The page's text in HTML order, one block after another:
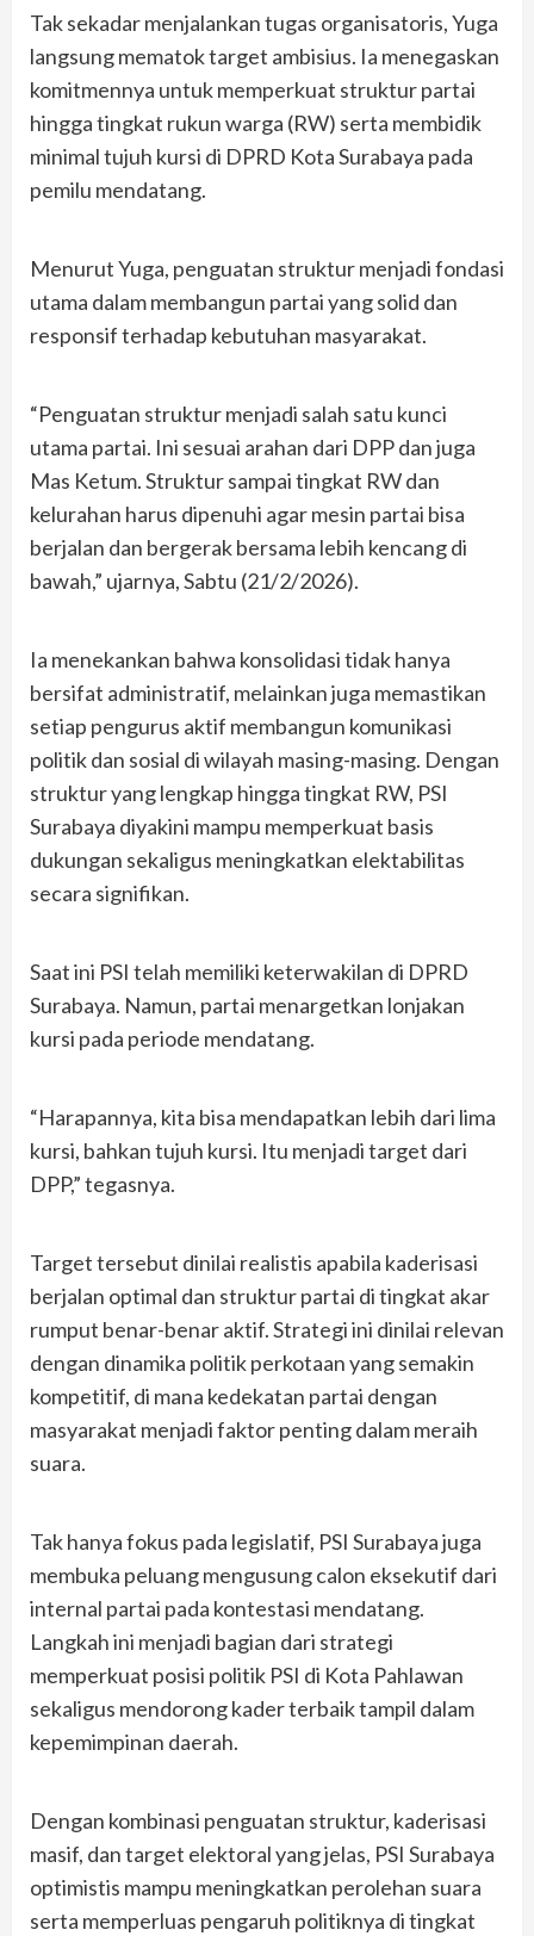
Tak sekadar menjalankan tugas organisatoris, Yuga
langsung mematok target ambisius. Ia menegaskan
komitmennya untuk memperkuat struktur partai
hingga tingkat rukun warga (RW) serta membidik
minimal tujuh kursi di DPRD Kota Surabaya pada
pemilu mendatang.
Menurut Yuga, penguatan struktur menjadi fondasi
utama dalam membangun partai yang solid dan
responsif terhadap kebutuhan masyarakat.
“Penguatan struktur menjadi salah satu kunci
utama partai. Ini sesuai arahan dari DPP dan juga
Mas Ketum. Struktur sampai tingkat RW dan
kelurahan harus dipenuhi agar mesin partai bisa
berjalan dan bergerak bersama lebih kencang di
bawah,” ujarnya, Sabtu (21/2/2026).
Ia menekankan bahwa konsolidasi tidak hanya
bersifat administratif, melainkan juga memastikan
setiap pengurus aktif membangun komunikasi
politik dan sosial di wilayah masing-masing. Dengan
struktur yang lengkap hingga tingkat RW, PSI
Surabaya diyakini mampu memperkuat basis
dukungan sekaligus meningkatkan elektabilitas
secara signifikan.
Saat ini PSI telah memiliki keterwakilan di DPRD
Surabaya. Namun, partai menargetkan lonjakan
kursi pada periode mendatang.
“Harapannya, kita bisa mendapatkan lebih dari lima
kursi, bahkan tujuh kursi. Itu menjadi target dari
DPP,” tegasnya.
Target tersebut dinilai realistis apabila kaderisasi
berjalan optimal dan struktur partai di tingkat akar
rumput benar-benar aktif. Strategi ini dinilai relevan
dengan dinamika politik perkotaan yang semakin
kompetitif, di mana kedekatan partai dengan
masyarakat menjadi faktor penting dalam meraih
suara.
Tak hanya fokus pada legislatif, PSI Surabaya juga
membuka peluang mengusung calon eksekutif dari
internal partai pada kontestasi mendatang.
Langkah ini menjadi bagian dari strategi
memperkuat posisi politik PSI di Kota Pahlawan
sekaligus mendorong kader terbaik tampil dalam
kepemimpinan daerah.
Dengan kombinasi penguatan struktur, kaderisasi
masif, dan target elektoral yang jelas, PSI Surabaya
optimistis mampu meningkatkan perolehan suara
serta memperluas pengaruh politiknya di tingkat